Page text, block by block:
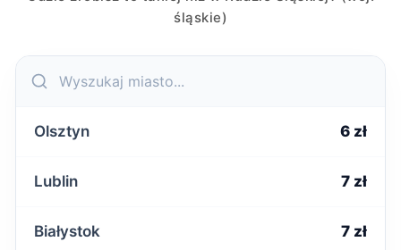
śląskie)
Olsztyn 6 zł
Lublin 7 zł
Białystok 7 zł